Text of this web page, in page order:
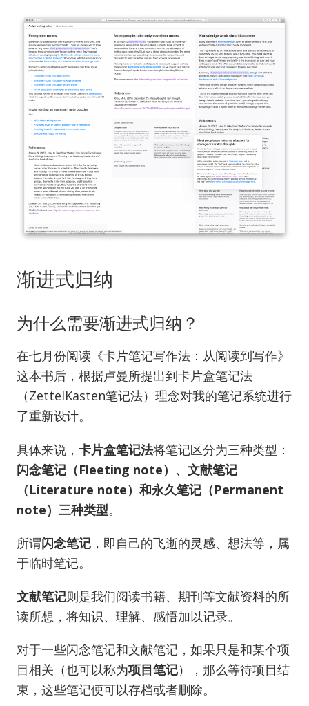
渐进式归纳
为什么需要渐进式归纳？
在七月份阅读《卡片笔记写作法：从阅读到写作》
这本书后，根据卢曼所提出到卡片盒笔记法
（ZettelKasten笔记法）理念对我的笔记系统进行
了重新设计。
具体来说， 卡片盒笔记法将笔记区分为三种类型：
闪念笔记（Fleeting note）、文献笔记
（Literature note）和永久笔记（Permanent
note）三种类型。
所谓闪念笔记 ，即自己的飞逝的灵感、想法等，属
于临时笔记。
文献笔记则是我们阅读书籍、期刊等文献资料的所
读所想，将知识、理解、感悟加以记录。
对于一些闪念笔记和文献笔记，如果只是和某个项
目相关（也可以称为项目笔记），那么等待项目结
束，这些笔记便可以存档或者删除。